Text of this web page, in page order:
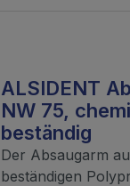
ALSIDENT
NW 75,
beständig
Der Absaugarm
beständigen